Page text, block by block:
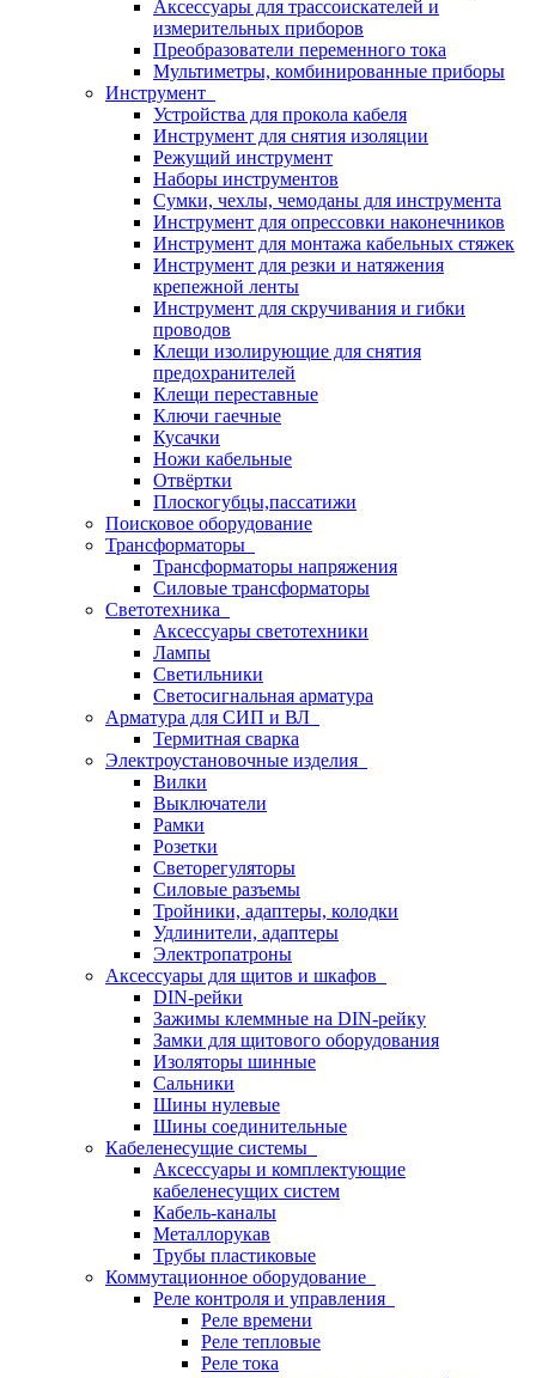
Аксессуары для трассоискателей и
измерительных приборов
Преобразователи переменного тока
Мультиметры, комбинированные приборы
Инструмент
Устройства для прокола кабеля
Инструмент для снятия изоляции
Режущий инструмент
Наборы инструментов
Сумки, чехлы, чемоданы для инструмента
Инструмент для опрессовки наконечников
Инструмент для монтажа кабельных стяжек
Инструмент для резки и натяжения
крепежной ленты
Инструмент для скручивания и гибки
проводов
Клещи изолирующие для снятия
предохранителей
Клещи переставные
Ключи гаечные
Кусачки
Ножи кабельные
Отвёртки
Плоскогубцы,пассатижи
Поисковое оборудование
Трансформаторы
Трансформаторы напряжения
Силовые трансформаторы
Светотехника
Аксессуары светотехники
Лампы
Светильники
Светосигнальная арматура
Арматура для СИП и ВЛ
Термитная сварка
Электроустановочные изделия
Вилки
Выключатели
Рамки
Розетки
Светорегуляторы
Силовые разъемы
Тройники, адаптеры, колодки
Удлинители, адаптеры
Электропатроны
Аксессуары для щитов и шкафов
DIN-рейки
Зажимы клеммные на DIN-рейку
Замки для щитового оборудования
Изоляторы шинные
Сальники
Шины нулевые
Шины соединительные
Кабеленесущие системы
Аксессуары и комплектующие
кабеленесущих систем
Кабель-каналы
Металлорукав
Трубы пластиковые
Коммутационное оборудование
Реле контроля и управления
Реле времени
Реле тепловые
Реле тока